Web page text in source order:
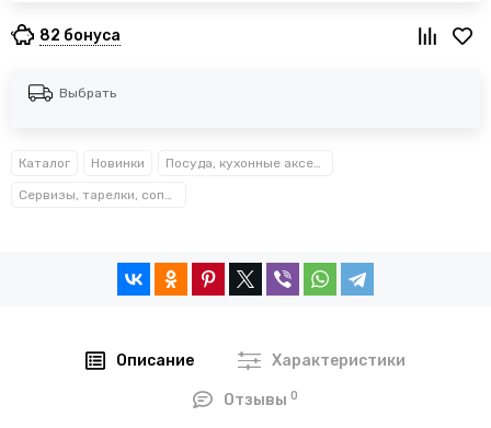
82 бонуса
Выбрать
Каталог Новинки Посуда, кухонные аксессуары и принадлежности TM Kamille TM Ofenbach
Сервизы, тарелки, сопутствующие
Описание Характеристики
Отзывы0